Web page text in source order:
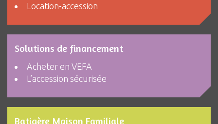
Location-accession
Solutions de financement
Acheter en VEFA
L’accession sécurisée
Batigère Maison Familiale